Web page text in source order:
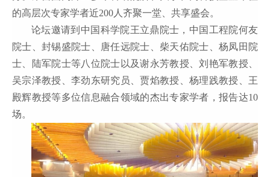
的高层次专家学者近200人齐聚一堂、共享盛会。
论坛邀请到中国科学院王立鼎院士，中国工程院何友
院士、封锡盛院士、唐任远院士、柴天佑院士、杨凤田院
士、陆军院士等八位院士以及谢永芳教授、刘艳军教授、
吴宗泽教授、李劲东研究员、贾焰教授、杨理践教授、王
殿辉教授等多位信息融合领域的杰出专家学者，报告达10
场。